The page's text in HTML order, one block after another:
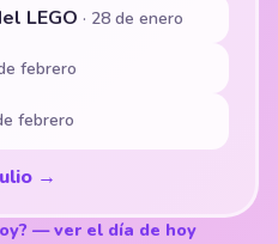
LEGO · 28 de enero
febrero
febrero
→
— ver el día de hoy